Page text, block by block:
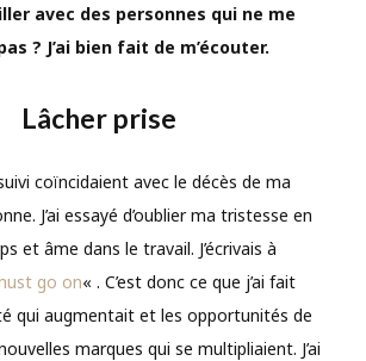
avec des personnes qui ne me
? J’ai bien fait de m’écouter.
Lâcher prise
coïncidaient avec le décès de ma
J’ai essayé d’oublier ma tristesse en
et âme dans le travail. J’écrivais à
go on« . C’est donc ce que j’ai fait
qui augmentait et les opportunités de
marques qui se multipliaient. J’ai